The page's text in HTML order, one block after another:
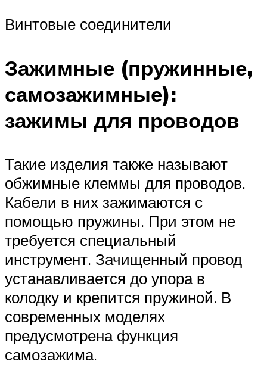
Винтовые соединители
Зажимные (пружинные,
самозажимные):
зажимы для проводов
Такие изделия также называют
обжимные клеммы для проводов.
Кабели в них зажимаются с
помощью пружины. При этом не
требуется специальный
инструмент. Зачищенный провод
устанавливается до упора в
колодку и крепится пружиной. В
современных моделях
предусмотрена функция
самозажима.